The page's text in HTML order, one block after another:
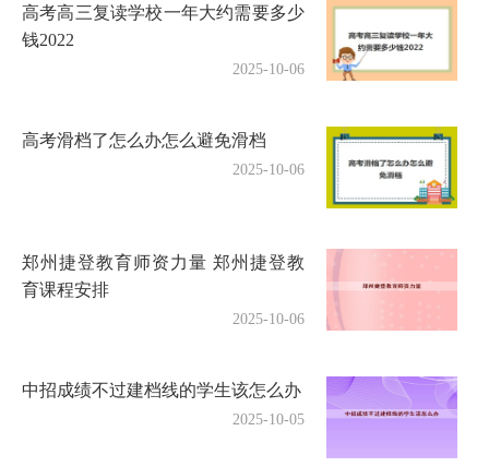
高考高三复读学校一年大约需要多少
钱2022
2025-10-06
高考滑档了怎么办怎么避免滑档
2025-10-06
郑州捷登教育师资力量 郑州捷登教
育课程安排
2025-10-06
中招成绩不过建档线的学生该怎么办
2025-10-05